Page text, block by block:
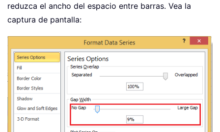
reduzca el ancho del espacio entre barras. Vea la
captura de pantalla: